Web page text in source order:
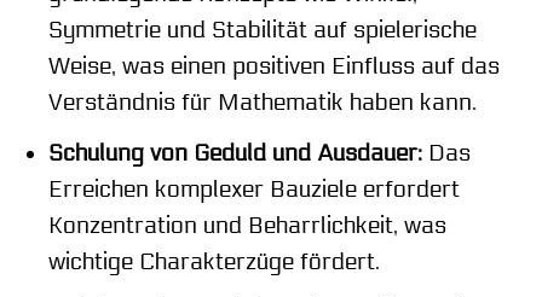
Symmetrie und Stabilität auf spielerische
Weise, was einen positiven Einfluss auf das
Verständnis für Mathematik haben kann.
Schulung von Geduld und Ausdauer:Das
Erreichen komplexer Bauziele erfordert
Konzentration und Beharrlichkeit, was
wichtige Charakterzüge fördert.